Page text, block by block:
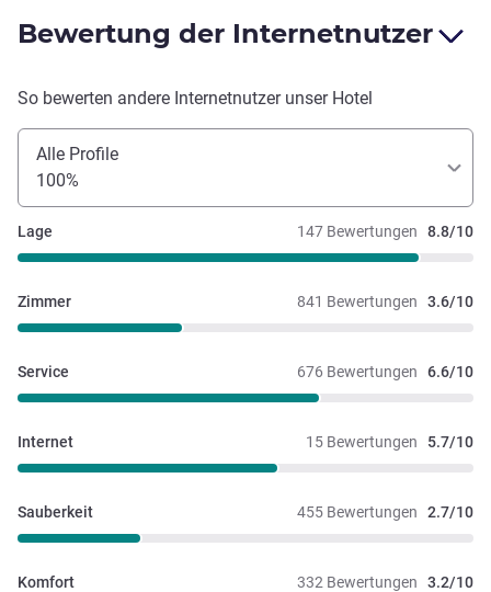
Bewertung der Internetnutzer
So bewerten andere Internetnutzer unser Hotel
Alle Profile
100%
147 Bewertungen 8.8/10
Lage
841 Bewertungen 3.6/10
Zimmer
676 Bewertungen 6.6/10
Service
15 Bewertungen 5.7/10
Internet
455 Bewertungen 2.7/10
Sauberkeit
332 Bewertungen 3.2/10
Komfort